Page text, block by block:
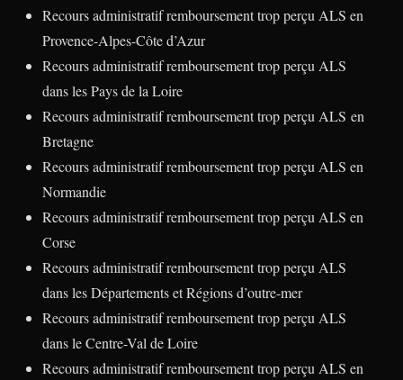
Recours administratif remboursement trop perçu ALS en
Provence-Alpes-Côte d’Azur
Recours administratif remboursement trop perçu ALS
dans les Pays de la Loire
Recours administratif remboursement trop perçu ALS en
Bretagne
Recours administratif remboursement trop perçu ALS en
Normandie
Recours administratif remboursement trop perçu ALS en
Corse
Recours administratif remboursement trop perçu ALS
dans les Départements et Régions d’outre-mer
Recours administratif remboursement trop perçu ALS
dans le Centre-Val de Loire
Recours administratif remboursement trop perçu ALS en